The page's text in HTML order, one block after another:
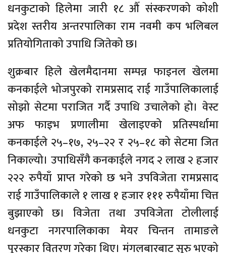
धनकुटाको हिलेमा जारी १८ औँ संस्करणको कोशी
प्रदेश स्तरीय अन्तरपालिका राम नवमी कप भलिबल
प्रतियोगिताको उपाधि जितेको छ।
शुक्रबार हिले खेलमैदानमा सम्पन्न फाइनल खेलमा
कनकाईले भोजपुरको रामप्रसाद राई गाउँपालिकालाई
सोझो सेटमा पराजित गर्दै उपाधि उचालेको हो। वेस्ट
अफ फाइभ प्रणालीमा खेलाइएको प्रतिस्पर्धामा
कनकाईले २५–१७, २५–२२ र २५–१८ को सेटमा जित
निकाल्यो। उपाधिसँगै कनकाईले नगद २ लाख २ हजार
२२२ रुपैयाँ प्राप्त गरेको छ भने उपविजेता रामप्रसाद
राई गाउँपालिकाले १ लाख १ हजार १११ रुपैयाँमा चित्त
बुझाएको छ। विजेता तथा उपविजेता टोलीलाई
धनकुटा नगरपालिकाका मेयर चिन्तन तामाङले
पुरस्कार वितरण गरेका थिए। मंगलबारबाट सुरु भएको